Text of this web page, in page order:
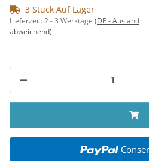
3 Stück Auf Lager
Lieferzeit:2 - 3 Werktage (DE - Ausland
abweichend)